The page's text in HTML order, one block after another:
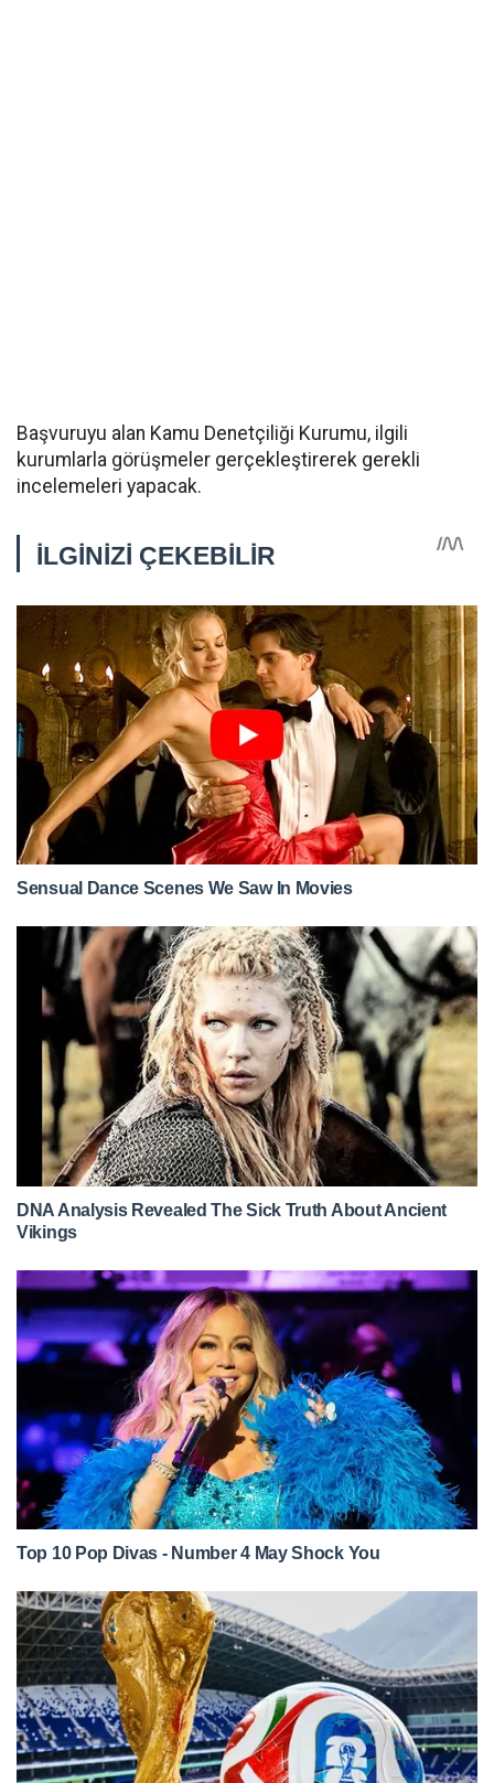
Başvuruyu alan Kamu Denetçiliği Kurumu, ilgili
kurumlarla görüşmeler gerçekleştirerek gerekli
incelemeleri yapacak.